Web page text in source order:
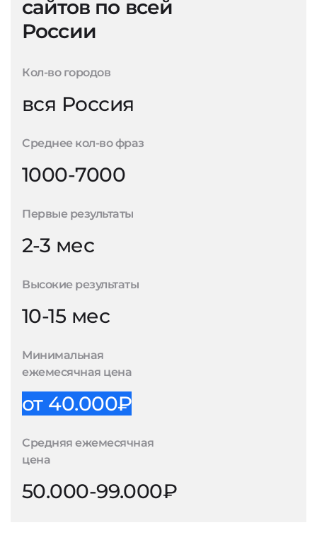
сайтов по всей
России
Кол-во городов
вся Россия
Среднее кол-во фраз
1000-7000
Первые результаты
2-3 мес
Высокие результаты
10-15 мес
Минимальная
ежемесячная цена
от 40.000₽
Средняя ежемесячная
цена
50.000-99.000₽